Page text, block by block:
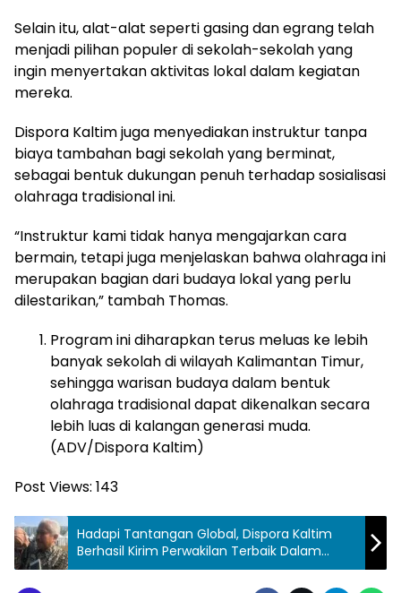
Selain itu, alat-alat seperti gasing dan egrang telah
menjadi pilihan populer di sekolah-sekolah yang
ingin menyertakan aktivitas lokal dalam kegiatan
mereka.
Dispora Kaltim juga menyediakan instruktur tanpa
biaya tambahan bagi sekolah yang berminat,
sebagai bentuk dukungan penuh terhadap sosialisasi
olahraga tradisional ini.
“Instruktur kami tidak hanya mengajarkan cara
bermain, tetapi juga menjelaskan bahwa olahraga ini
merupakan bagian dari budaya lokal yang perlu
dilestarikan,” tambah Thomas.
Program ini diharapkan terus meluas ke lebih
banyak sekolah di wilayah Kalimantan Timur,
sehingga warisan budaya dalam bentuk
olahraga tradisional dapat dikenalkan secara
lebih luas di kalangan generasi muda.
(ADV/Dispora Kaltim)
Post Views: 143
Hadapi Tantangan Global, Dispora Kaltim
Berhasil Kirim Perwakilan Terbaik Dalam
Ajang Kreativitas